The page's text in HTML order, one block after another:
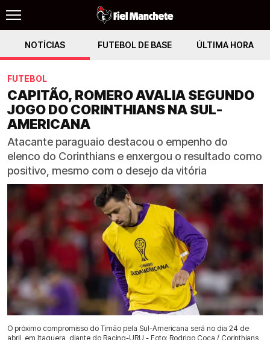
NOTÍCIAS FUTEBOL DE BASE ÚLTIMA HORA
FUTEBOL
CAPITÃO, ROMERO AVALIA SEGUNDO
JOGO DO CORINTHIANS NA SUL-
AMERICANA
Atacante paraguaio destacou o empenho do
elenco do Corinthians e enxergou o resultado como
positivo, mesmo com o desejo da vitória
O próximo compromisso do Timão pela Sul-Americana será no dia 24 de
abril, em Itaquera, diante do Racing-URU - Foto: Rodrigo Coca / Corinthians